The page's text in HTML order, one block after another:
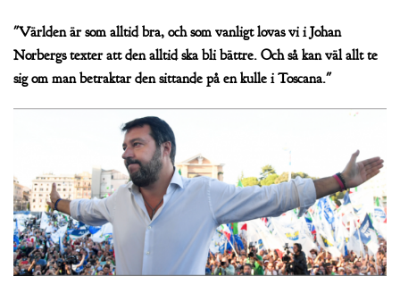
"Världen är som alltid bra, och som vanligt lovas vi i Johan
Norbergs texter att den alltid ska bli bättre. Och så kan väl allt te
sig om man betraktar den sittande på en kulle i Toscana."